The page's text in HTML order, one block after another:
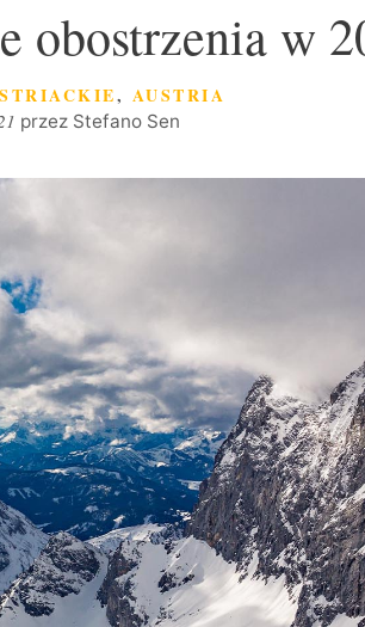
w
, AUSTRIA
przez Stefano Sen